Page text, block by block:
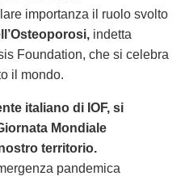
importanza il ruolo svolto
indetta
Foundation, che si celebra
il mondo.
italiano di IOF, si
Mondiale
territorio.
pandemica